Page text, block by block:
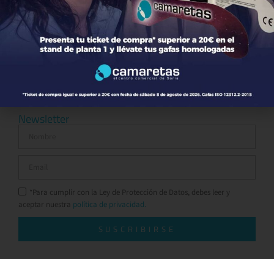
Regalos y Complementos
Ocio y Restauración
Servicios
Otros comparativos
Newsletter
*Para cumplir con la Ley de Protección de Datos, debes leer y
aceptar nuestra política de privacidad.
SUSCRIBIRSE